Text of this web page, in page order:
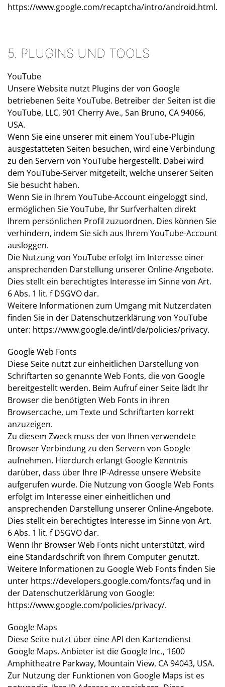
https://www.google.com/recaptcha/intro/android.html.
5. PLUGINS UND TOOLS
YouTube
Unsere Website nutzt Plugins der von Google
betriebenen Seite YouTube. Betreiber der Seiten ist die
YouTube, LLC, 901 Cherry Ave., San Bruno, CA 94066,
USA.
Wenn Sie eine unserer mit einem YouTube-Plugin
ausgestatteten Seiten besuchen, wird eine Verbindung
zu den Servern von YouTube hergestellt. Dabei wird
dem YouTube-Server mitgeteilt, welche unserer Seiten
Sie besucht haben.
Wenn Sie in Ihrem YouTube-Account eingeloggt sind,
ermöglichen Sie YouTube, Ihr Surfverhalten direkt
Ihrem persönlichen Profil zuzuordnen. Dies können Sie
verhindern, indem Sie sich aus Ihrem YouTube-Account
ausloggen.
Die Nutzung von YouTube erfolgt im Interesse einer
ansprechenden Darstellung unserer Online-Angebote.
Dies stellt ein berechtigtes Interesse im Sinne von Art.
6 Abs. 1 lit. f DSGVO dar.
Weitere Informationen zum Umgang mit Nutzerdaten
finden Sie in der Datenschutzerklärung von YouTube
unter: https://www.google.de/intl/de/policies/privacy.
Google Web Fonts
Diese Seite nutzt zur einheitlichen Darstellung von
Schriftarten so genannte Web Fonts, die von Google
bereitgestellt werden. Beim Aufruf einer Seite lädt Ihr
Browser die benötigten Web Fonts in ihren
Browsercache, um Texte und Schriftarten korrekt
anzuzeigen.
Zu diesem Zweck muss der von Ihnen verwendete
Browser Verbindung zu den Servern von Google
aufnehmen. Hierdurch erlangt Google Kenntnis
darüber, dass über Ihre IP-Adresse unsere Website
aufgerufen wurde. Die Nutzung von Google Web Fonts
erfolgt im Interesse einer einheitlichen und
ansprechenden Darstellung unserer Online-Angebote.
Dies stellt ein berechtigtes Interesse im Sinne von Art.
6 Abs. 1 lit. f DSGVO dar.
Wenn Ihr Browser Web Fonts nicht unterstützt, wird
eine Standardschrift von Ihrem Computer genutzt.
Weitere Informationen zu Google Web Fonts finden Sie
unter https://developers.google.com/fonts/faq und in
der Datenschutzerklärung von Google:
https://www.google.com/policies/privacy/.
Google Maps
Diese Seite nutzt über eine API den Kartendienst
Google Maps. Anbieter ist die Google Inc., 1600
Amphitheatre Parkway, Mountain View, CA 94043, USA.
Zur Nutzung der Funktionen von Google Maps ist es